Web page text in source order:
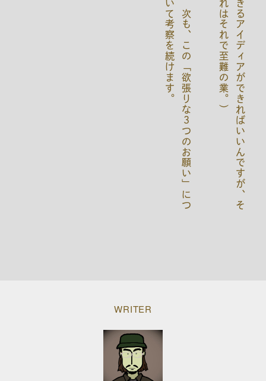
き
れ
）
次
も
、
こ
の
「
欲
張
り
な
３
つ
の
お
願
い
」
に
つ
い
て
考
察
を
続
け
ま
す
。
WRITER